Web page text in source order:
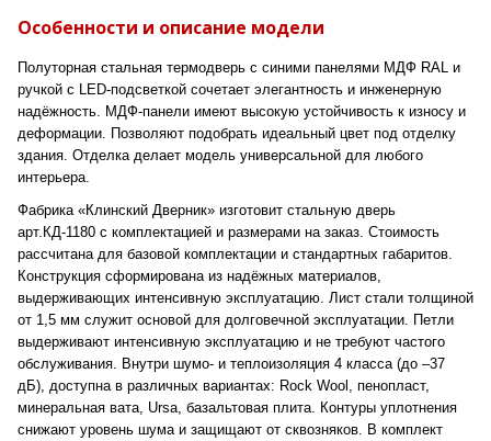
Особенности и описание модели
Полуторная стальная термодверь с синими панелями МДФ RAL и
ручкой с LED-подсветкой сочетает элегантность и инженерную
надёжность. МДФ-панели имеют высокую устойчивость к износу и
деформации. Позволяют подобрать идеальный цвет под отделку
здания. Отделка делает модель универсальной для любого
интерьера.
Фабрика «Клинский Дверник» изготовит стальную дверь
арт.КД-1180 с комплектацией и размерами на заказ. Стоимость
рассчитана для базовой комплектации и стандартных габаритов.
Конструкция сформирована из надёжных материалов,
выдерживающих интенсивную эксплуатацию. Лист стали толщиной
от 1,5 мм служит основой для долговечной эксплуатации. Петли
выдерживают интенсивную эксплуатацию и не требуют частого
обслуживания. Внутри шумо- и теплоизоляция 4 класса (до –37
дБ), доступна в различных вариантах: Rock Wool, пенопласт,
минеральная вата, Ursa, базальтовая плита. Контуры уплотнения
снижают уровень шума и защищают от сквозняков. В комплект